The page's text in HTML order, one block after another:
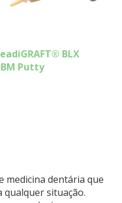
BLX
Putty
medicina dentária que
situação.